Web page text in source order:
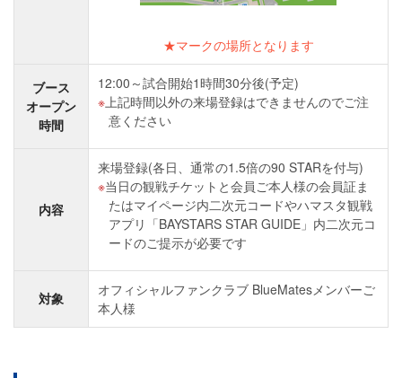
★マークの場所となります
ブース
オープン
時間
12:00～試合開始1時間30分後(予定)
上記時間以外の来場登録はできませんのでご注
意ください
内容
来場登録(各日、通常の1.5倍の90 STARを付与)
当日の観戦チケットと会員ご本人様の会員証ま
たはマイページ内二次元コードやハマスタ観戦
アプリ「BAYSTARS STAR GUIDE」内二次元コ
ードのご提示が必要です
対象
オフィシャルファンクラブ BlueMatesメンバーご
本人様